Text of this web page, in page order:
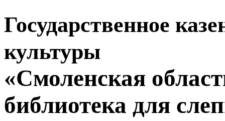
Государственное
культуры
«Смоленская
библиотека для